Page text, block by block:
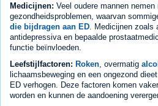
Medicijnen: Veel oudere mannen
gezondheidsproblemen, waarvan
die bijdragen aan ED . Medicijnen zoals
antidepressiva en bepaalde
functie beïnvloeden.
Leefstijlfactoren: Roken , overmatig
lichaamsbeweging en een ongezond
ED verhogen. Deze factoren komen
worden en kunnen de aandoening